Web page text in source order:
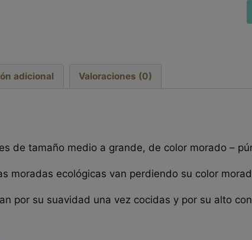
adicional Valoraciones (0)
de tamaño medio a grande, de color morado –
moradas ecológicas van perdiendo su color
por su suavidad una vez cocidas y por su alto